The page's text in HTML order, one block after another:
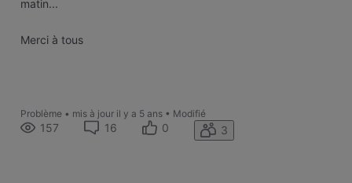
matin...
Merci à tous
Problème • mis à jour il y a 5 ans• Modifié
157 16 0 3